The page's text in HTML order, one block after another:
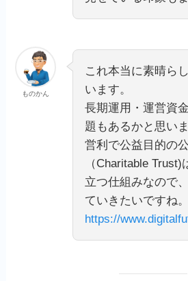
ものかん
これ本当に素晴ら
います。
長期運用・運営資
題もあるかと思い
営利で公益目的の
（Charitable
立つ仕組みなので
ていきたいですね。
https://